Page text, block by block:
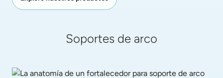
Soportes de arco